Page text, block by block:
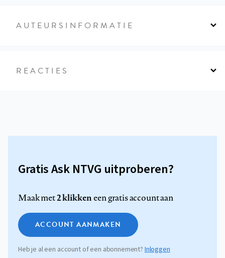
AUTEURSINFORMATIE
REACTIES
Gratis Ask NTVG uitproberen?
Maak met2 klikkeneen gratis account aan
ACCOUNT AANMAKEN
Heb je al een account of een abonnement? Inloggen